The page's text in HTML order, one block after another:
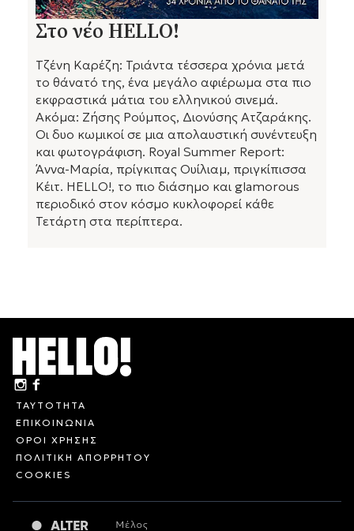
Στο νέο HELLO!
Τζένη Καρέζη: Τριάντα τέσσερα χρόνια μετά
το θάνατό της, ένα μεγάλο αφιέρωμα στα πιο
εκφραστικά μάτια του ελληνικού σινεμά.
Ακόμα: Ζήσης Ρούμπος, Διονύσης Ατζαράκης.
Οι δυο κωμικοί σε μια απολαυστική συνέντευξη
και φωτογράφιση. Royal Summer Report:
Άννα-Μαρία, πρίγκιπας Ουίλιαμ, πριγκίπισσα
Κέιτ. HELLO!, το πιο διάσημο και glamorous
περιοδικό στον κόσμο κυκλοφορεί κάθε
Τετάρτη στα περίπτερα.
ΤΑΥΤΟΤΗΤΑ
ΕΠΙΚΟΙΝΩΝΙΑ
ΟΡΟΙ ΧΡΗΣΗΣ
ΠΟΛΙΤΙΚΗ ΑΠΟΡΡΗΤΟΥ
COOKIES